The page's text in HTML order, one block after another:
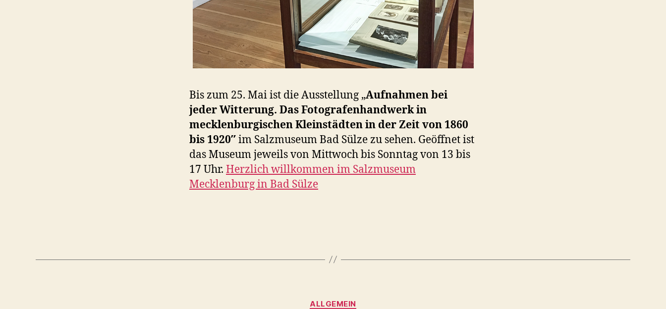
Bis zum 25. Mai ist die Ausstellung „Aufnahmen bei
jeder Witterung. Das Fotografenhandwerk in
mecklenburgischen Kleinstädten in der Zeit von 1860
bis 1920″im Salzmuseum Bad Sülze zu sehen. Geöffnet ist
das Museum jeweils von Mittwoch bis Sonntag von 13 bis
17 Uhr. Herzlich willkommen im Salzmuseum
Mecklenburg in Bad Sülze
Kategorien
ALLGEMEIN